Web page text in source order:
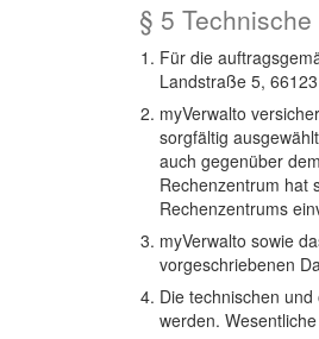
§ 5
Für die
Landstraße 5,
myVerwalto
sorgfältig
auch gegenüber
Rechenzentrum hat
Rechenzentrums
myVerwalto sowie
vorgeschriebenen
Die technischen
werden.